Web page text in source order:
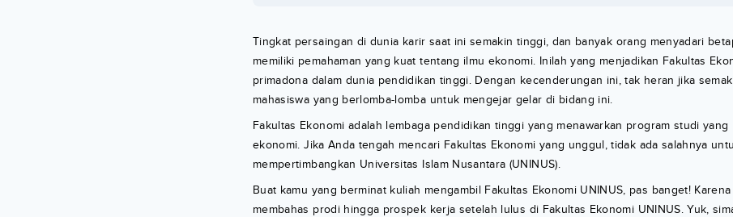
Tingkat persaingan di dunia karir saat ini semakin tinggi, dan banyak orang menyadari
memiliki pemahaman yang kuat tentang ilmu ekonomi. Inilah yang menjadikan Fakultas
primadona dalam dunia pendidikan tinggi. Dengan kecenderungan ini, tak heran jika
mahasiswa yang berlomba-lomba untuk mengejar gelar di bidang ini.
Fakultas Ekonomi adalah lembaga pendidikan tinggi yang menawarkan program studi
ekonomi. Jika Anda tengah mencari Fakultas Ekonomi yang unggul, tidak ada salahnya
mempertimbangkan Universitas Islam Nusantara (UNINUS).
Buat kamu yang berminat kuliah mengambil Fakultas Ekonomi UNINUS, pas banget!
membahas prodi hingga prospek kerja setelah lulus di Fakultas Ekonomi UNINUS. Yuk,